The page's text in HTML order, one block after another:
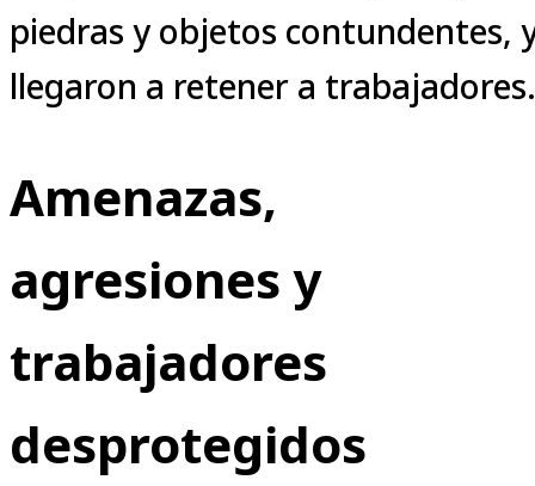
piedras y objetos contundentes,
llegaron a retener a trabajadores.
Amenazas,
agresiones y
trabajadores
desprotegidos